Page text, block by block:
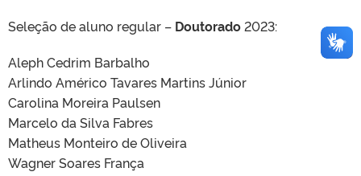
Seleção de aluno regular – Doutorado2023:
Aleph Cedrim Barbalho
Arlindo Américo Tavares Martins Júnior
Carolina Moreira Paulsen
Marcelo da Silva Fabres
Matheus Monteiro de Oliveira
Wagner Soares França